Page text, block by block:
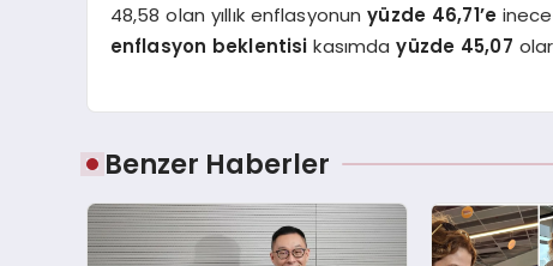
48,58 olan yıllık enflasyonunyüzde 46,71’e
enflasyon beklentisi kasımdayüzde 45,07
Benzer Haberler